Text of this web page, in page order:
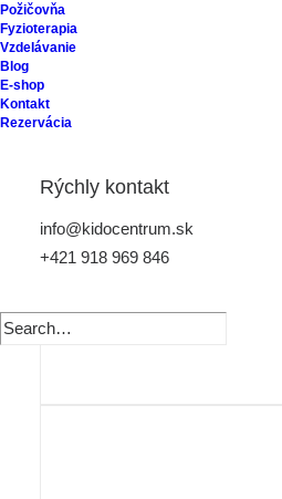
Požičovňa
Fyzioterapia
Vzdelávanie
Blog
E-shop
Kontakt
Rezervácia
Rýchly kontakt
info@kidocentrum.sk
+421 918 969 846